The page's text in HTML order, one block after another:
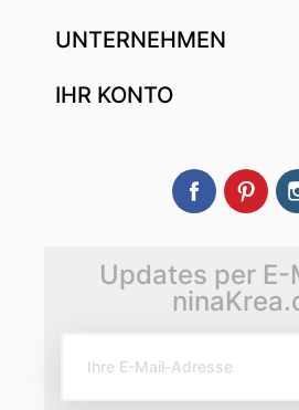
UNTERNEHMEN
IHR KONTO
Facebook
Updates per E-